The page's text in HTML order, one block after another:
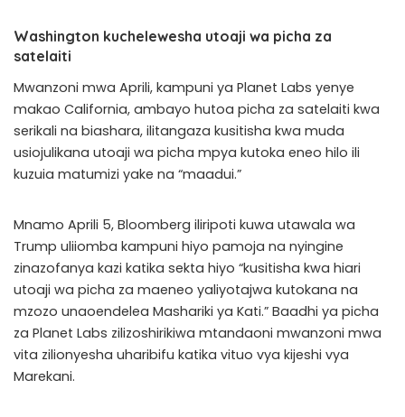
Washington kuchelewesha utoaji wa picha za
satelaiti
Mwanzoni mwa Aprili, kampuni ya Planet Labs yenye
makao California, ambayo hutoa picha za satelaiti kwa
serikali na biashara, ilitangaza kusitisha kwa muda
usiojulikana utoaji wa picha mpya kutoka eneo hilo ili
kuzuia matumizi yake na “maadui.”
Mnamo Aprili 5, Bloomberg iliripoti kuwa utawala wa
Trump uliiomba kampuni hiyo pamoja na nyingine
zinazofanya kazi katika sekta hiyo “kusitisha kwa hiari
utoaji wa picha za maeneo yaliyotajwa kutokana na
mzozo unaoendelea Mashariki ya Kati.” Baadhi ya picha
za Planet Labs zilizoshirikiwa mtandaoni mwanzoni mwa
vita zilionyesha uharibifu katika vituo vya kijeshi vya
Marekani.